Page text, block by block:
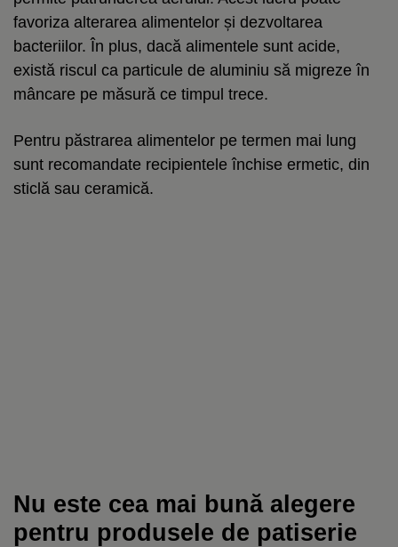
favoriza alterarea alimentelor și dezvoltarea
bacteriilor. În plus, dacă alimentele sunt acide,
există riscul ca particule de aluminiu să migreze în
mâncare pe măsură ce timpul trece.
Pentru păstrarea alimentelor pe termen mai lung
sunt recomandate recipientele închise ermetic, din
sticlă sau ceramică.
Nu este cea mai bună alegere
pentru produsele de patiserie